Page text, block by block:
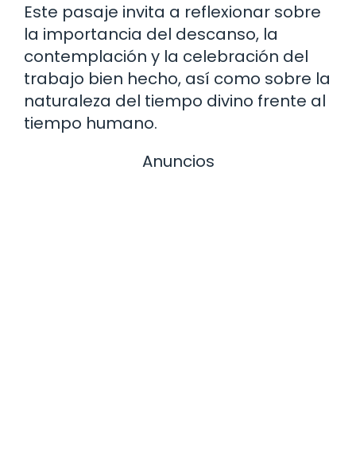
Este pasaje invita a reflexionar sobre
la importancia del descanso, la
contemplación y la celebración del
trabajo bien hecho, así como sobre la
naturaleza del tiempo divino frente al
tiempo humano.
Anuncios